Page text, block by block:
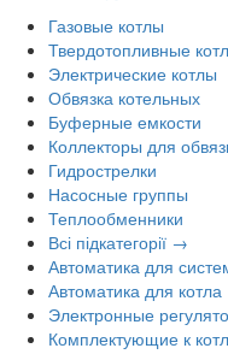
Газовые котлы
Твердотопливные
Электрические котлы
Обвязка котельных
Буферные емкости
Коллекторы для
Гидрострелки
Насосные группы
Теплообменники
Всі підкатегорії →
Автоматика для
Автоматика для котла
Электронные
Комплектующие к